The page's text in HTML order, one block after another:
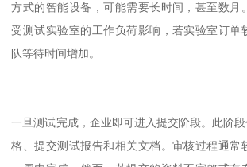
方式的智能设备，可能需要长时间，甚至数月
受测试实验室的工作负荷影响，若实验室订单
队等待时间增加。
一旦测试完成，企业即可进入提交阶段。此阶
格、提交测试报告和相关文档。审核过程通常